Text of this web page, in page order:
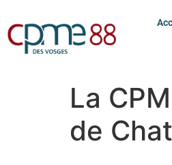
La
de